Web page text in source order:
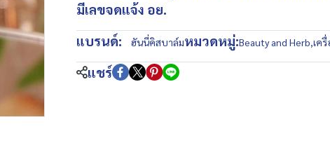
มีเลขจดแจ้ง อย.
แบรนด์:
ฮันนี่คิสบาล์มหมวดหมู่:Beauty and Herb,เค
แชร์